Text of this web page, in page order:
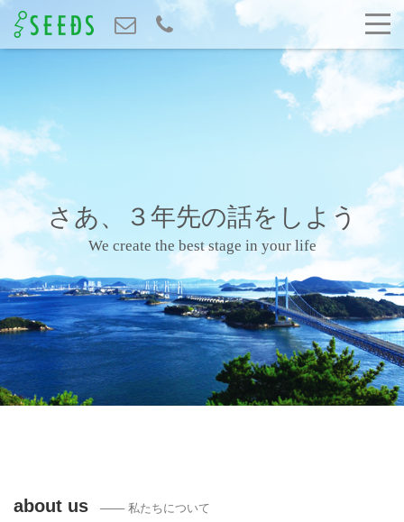
さあ、３年先の話をしよう
We create the best stage in your life
about us ─── 私たちについて